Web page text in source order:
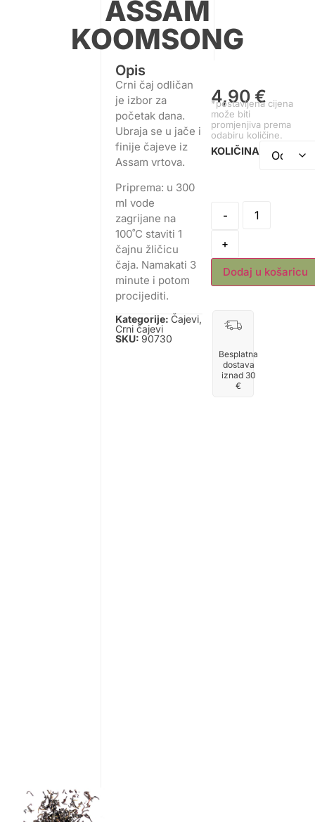
ASSAM
KOOMSONG
Opis
Crni čaj odličan
je izbor za
početak dana.
Ubraja se u jače i
finije čajeve iz
Assam vrtova.
Priprema: u 300
ml vode
zagrijane na
100˚C staviti 1
čajnu žličicu
čaja. Namakati 3
minute i potom
procijediti.
Kategorije: Čajevi,
Crni čajevi
SKU: 90730
4,90€
*postavljena cijena
može biti
promjenjiva prema
odabiru količine.
KOLIČINA
-
+
Dodaj u košaricu
Besplatna
dostava
iznad 30
€